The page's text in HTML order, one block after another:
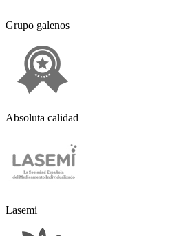
Grupo galenos
Absoluta calidad
Lasemi